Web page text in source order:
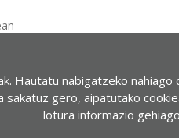
Hautatu nabigatzeko
sakatuz gero, aipatutako
lotura informazio